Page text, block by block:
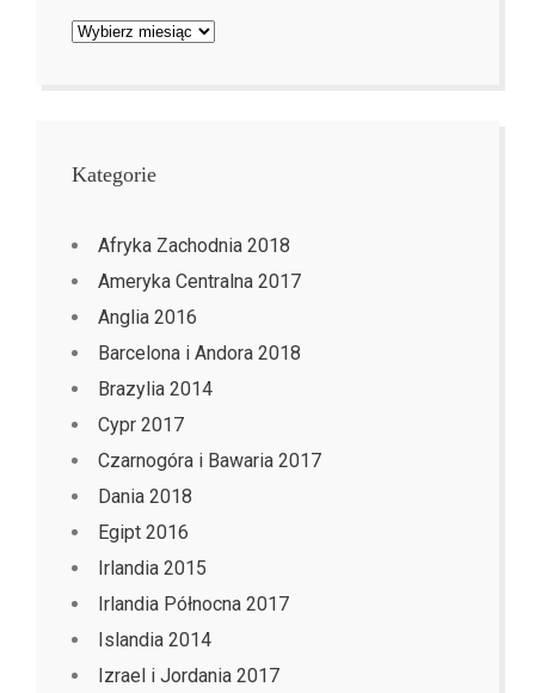
Archiwa
Kategorie
Afryka Zachodnia 2018
Ameryka Centralna 2017
Anglia 2016
Barcelona i Andora 2018
Brazylia 2014
Cypr 2017
Czarnogóra i Bawaria 2017
Dania 2018
Egipt 2016
Irlandia 2015
Irlandia Północna 2017
Islandia 2014
Izrael i Jordania 2017